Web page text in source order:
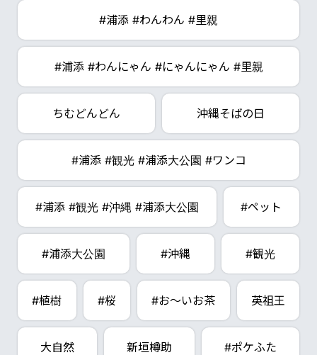
#浦添 #わんわん #里親
#浦添 #わんにゃん #にゃんにゃん #里親
ちむどんどん 沖縄そばの日
#浦添 #観光 #浦添大公園 #ワンコ
#浦添 #観光 #沖縄 #浦添大公園 #ペット
#浦添大公園 #沖縄 #観光
#植樹 #桜 #お～いお茶 英祖王
大自然 新垣樽助 #ポケふた